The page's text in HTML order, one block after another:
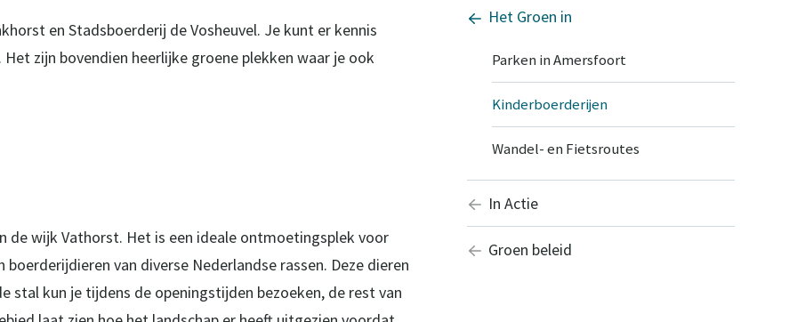
en Stadsboerderij de Vosheuvel. Je kunt er kennis
zijn bovendien heerlijke groene plekken waar je ook
de wijk Vathorst. Het is een ideale ontmoetingsplek voor
van diverse Nederlandse rassen. Deze dieren
stal kun je tijdens de openingstijden bezoeken, de rest van
Het Groen in
Parken in Amersfoort
Kinderboerderijen
Wandel- en Fietsroutes
In Actie
Groen beleid